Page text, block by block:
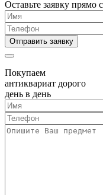
Оставьте заявку прямо
Покупаем
антиквариат дорого
день в день